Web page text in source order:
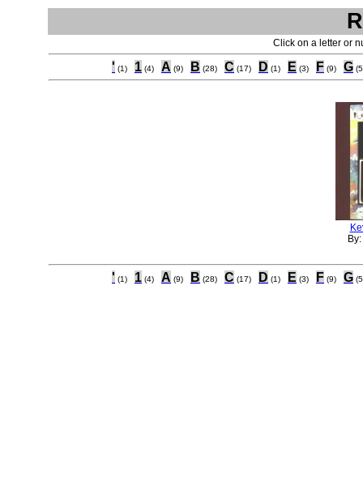
Click on a letter or
' (1) 1 (4) A (9) B (28) C (17) D (1) E (3) F (9) G
By:
' (1) 1 (4) A (9) B (28) C (17) D (1) E (3) F (9) G